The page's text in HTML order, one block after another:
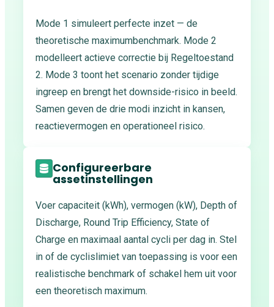
Mode 1 simuleert perfecte inzet — de
theoretische maximumbenchmark. Mode 2
modelleert actieve correctie bij Regeltoestand
2. Mode 3 toont het scenario zonder tijdige
ingreep en brengt het downside-risico in beeld.
Samen geven de drie modi inzicht in kansen,
reactievermogen en operationeel risico.
Configureerbare
assetinstellingen
Voer capaciteit (kWh), vermogen (kW), Depth of
Discharge, Round Trip Efficiency, State of
Charge en maximaal aantal cycli per dag in. Stel
in of de cyclislimiet van toepassing is voor een
realistische benchmark of schakel hem uit voor
een theoretisch maximum.